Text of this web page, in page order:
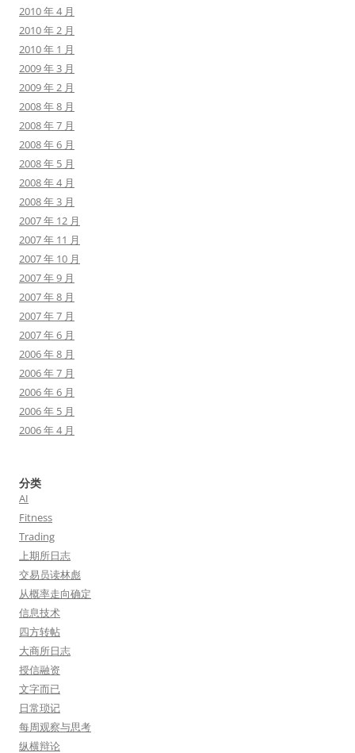
2010 年 4 月
2010 年 2 月
2010 年 1 月
2009 年 3 月
2009 年 2 月
2008 年 8 月
2008 年 7 月
2008 年 6 月
2008 年 5 月
2008 年 4 月
2008 年 3 月
2007 年 12 月
2007 年 11 月
2007 年 10 月
2007 年 9 月
2007 年 8 月
2007 年 7 月
2007 年 6 月
2006 年 8 月
2006 年 7 月
2006 年 6 月
2006 年 5 月
2006 年 4 月
分类
AI
Fitness
Trading
上期所日志
交易员读林彪
从概率走向确定
信息技术
四方转帖
大商所日志
授信融资
文字而已
日常琐记
每周观察与思考
纵横辩论